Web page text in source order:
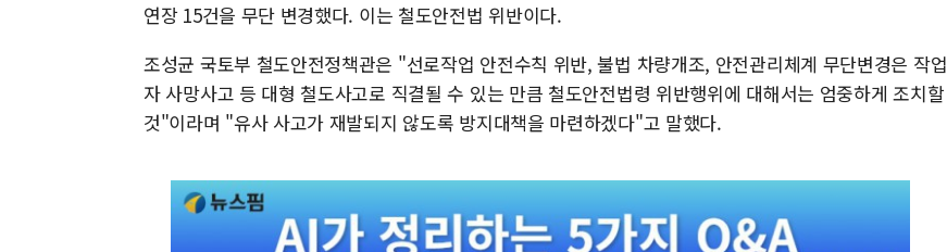
연장 15건을 무단 변경했다. 이는 철도안전법 위반이다.
조성균 국토부 철도안전정책관은 "선로작업 안전수칙 위반, 불법 차량개조, 안전관리체계 무단변경은 작업
자 사망사고 등 대형 철도사고로 직결될 수 있는 만큼 철도안전법령 위반행위에 대해서는 엄중하게 조치할
것"이라며 "유사 사고가 재발되지 않도록 방지대책을 마련하겠다"고 말했다.